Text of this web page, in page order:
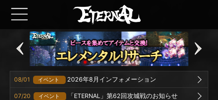
08/01 イベント 2026年8月インフォメーション
07/20 イベント 「ETERNAL」第62回攻城戦のお知らせ